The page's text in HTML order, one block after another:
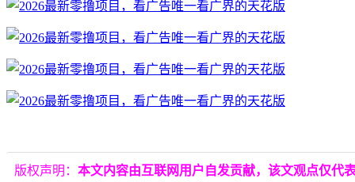
版权声明： 本文内容由互联网用户自发贡献，该文观点仅代